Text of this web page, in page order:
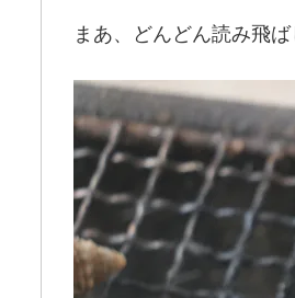
まあ、どんどん読み飛